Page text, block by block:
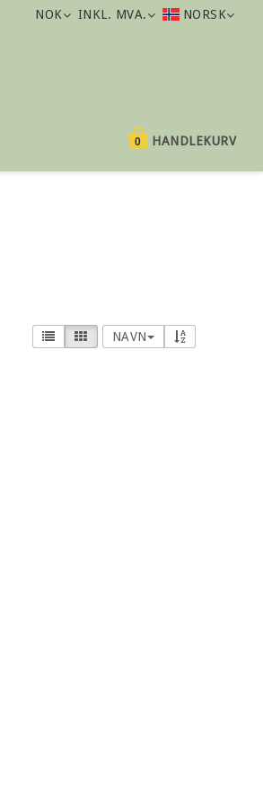
NOK INKL. MVA. NORSK
HANDLEKURV
0
NAVN